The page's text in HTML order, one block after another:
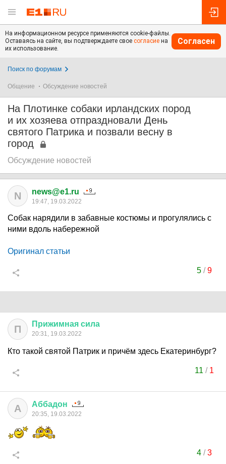
На информационном ресурсе применяются cookie-файлы.
Оставаясь на сайте, вы подтверждаете свое согласие на
их использование.
Согласен
Поиск по форумам
Общение Обсуждение новостей
На Плотинке собаки ирландских пород
и их хозяева отпраздновали День
святого Патрика и позвали весну в
город
Обсуждение новостей
N news@e1.ru
19:47, 19.03.2022
Собак нарядили в забавные костюмы и прогулялись с
ними вдоль набережной
Оригинал статьи
5/9
П Прижимная сила
20:31, 19.03.2022
Кто такой святой Патрик и причём здесь Екатеринбург?
11 / 1
А Аббадон
20:35, 19.03.2022
4/3